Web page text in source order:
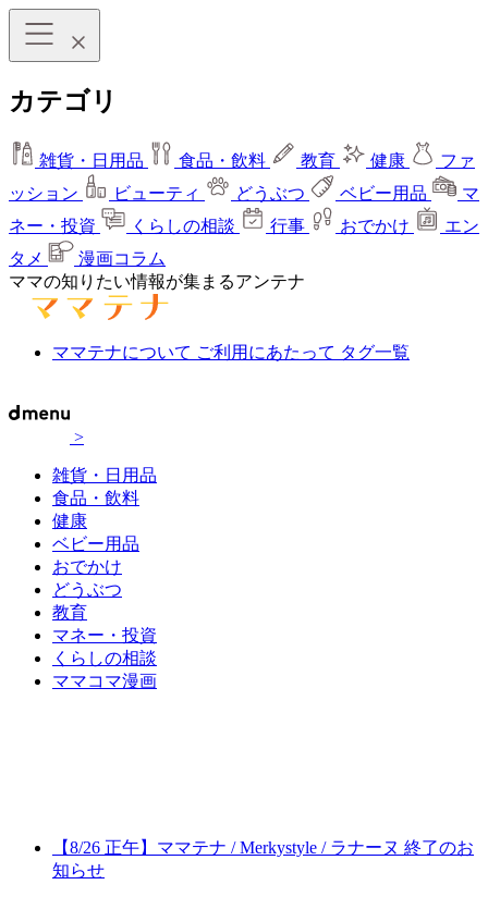
カテゴリ
雑貨・日用品 食品・飲料 教育 健康
ファ
ッション
ビューティ どうぶつ ベビー用品
マ
ネー・投資
くらしの相談 行事 おでかけ
エン
タメ
漫画コラム
ママの知りたい情報が集まるアンテナ
ママテナについて ご利用にあたって タグ一覧
>
雑貨・日用品
食品・飲料
健康
ベビー用品
おでかけ
どうぶつ
教育
マネー・投資
くらしの相談
ママコマ漫画
【8/26 正午】ママテナ / Merkystyle / ラナーヌ 終了のお
知らせ